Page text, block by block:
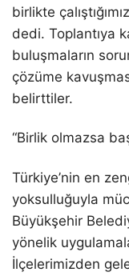
birlikte
dedi. Toplantıya
buluşmaların
çözüme
belirttiler.
“Birlik olmazsa
Türkiye’nin en
yoksulluğuyla
Büyükşehir
yönelik
İlçelerimizden